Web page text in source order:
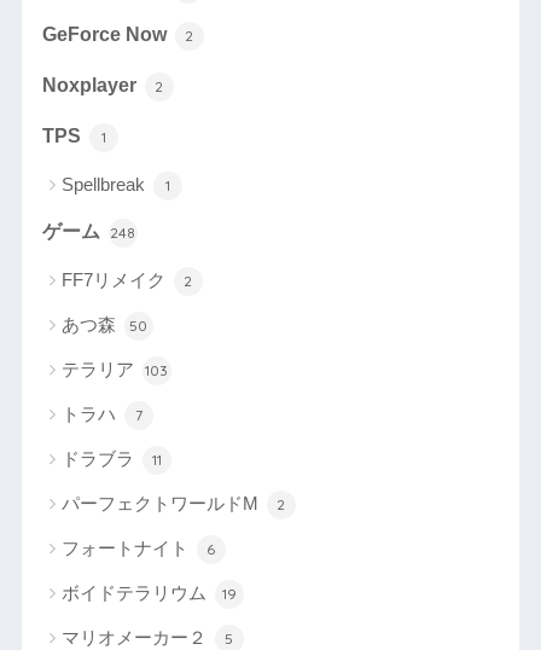
GeForce Now 2
Noxplayer 2
TPS 1
Spellbreak 1
ゲーム 248
FF7リメイク 2
あつ森 50
テラリア 103
トラハ 7
ドラブラ 11
パーフェクトワールドM 2
フォートナイト 6
ボイドテラリウム 19
マリオメーカー２ 5